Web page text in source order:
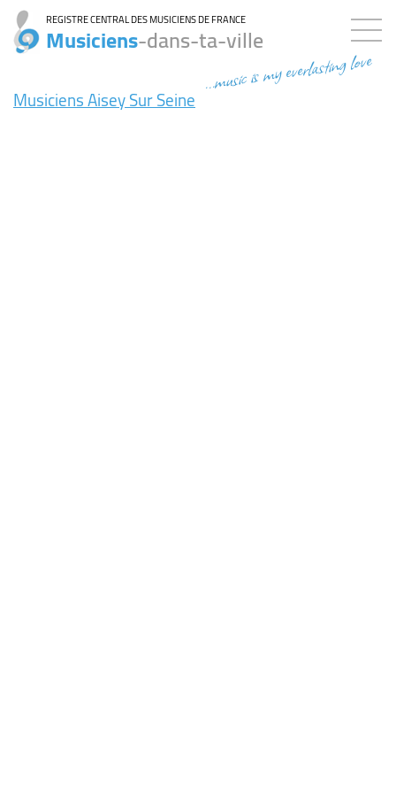
REGISTRE CENTRAL DES MUSICIENS DE FRANCE
Musiciens-dans-ta-ville
...music is my everlasting love
Musiciens Aisey Sur Seine